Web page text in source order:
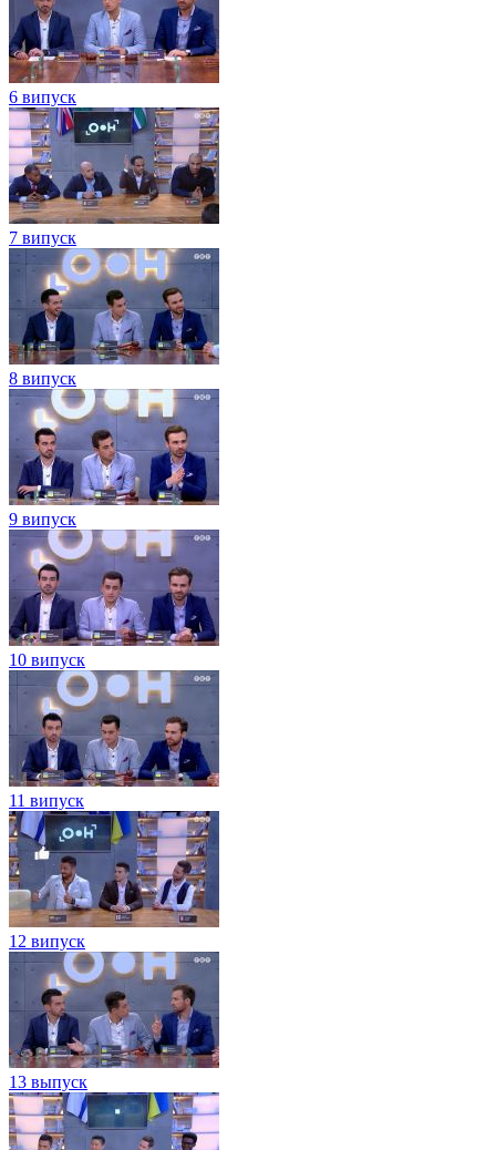
6 випуск
7 випуск
8 випуск
9 випуск
10 випуск
11 випуск
12 випуск
13 выпуск